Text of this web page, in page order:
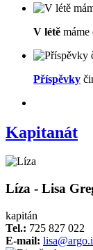
V létě
Příspěvky
Kapitanát
Líza - Lisa
kapitán
Tel.: 725 827 022
E-mail: